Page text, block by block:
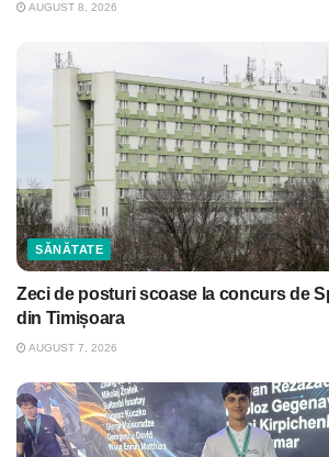
AUGUST 8, 2026
SĂNĂTATE
Zeci de posturi scoase la concurs de
din Timișoara
AUGUST 7, 2026